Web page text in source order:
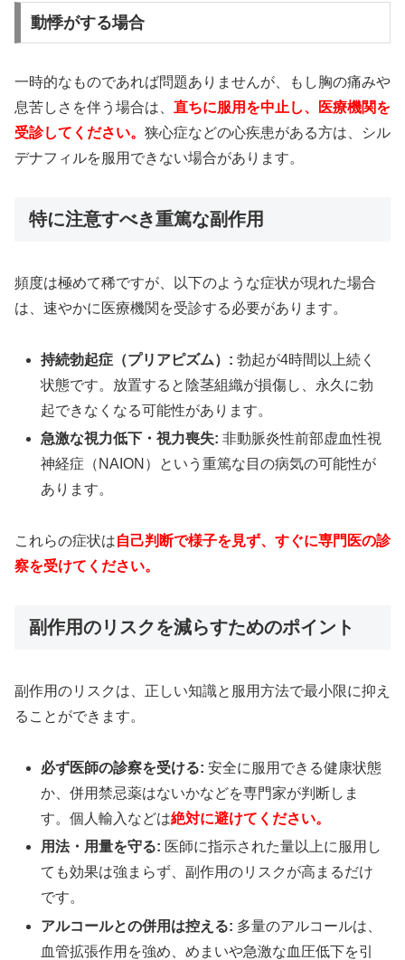
動悸がする場合
一時的なものであれば問題ありませんが、もし胸の痛みや
息苦しさを伴う場合は、 直ちに服用を中止し、医療機関を
受診してください。 狭心症などの心疾患がある方は、シル
デナフィルを服用できない場合があります。
特に注意すべき重篤な副作用
頻度は極めて稀ですが、以下のような症状が現れた場合
は、速やかに医療機関を受診する必要があります。
持続勃起症（プリアピズム）: 勃起が4時間以上続く
状態です。放置すると陰茎組織が損傷し、永久に勃
起できなくなる可能性があります。
急激な視力低下・視力喪失: 非動脈炎性前部虚血性視
神経症（NAION）という重篤な目の病気の可能性が
あります。
これらの症状は自己判断で様子を見ず、すぐに専門医の診
察を受けてください。
副作用のリスクを減らすためのポイント
副作用のリスクは、正しい知識と服用方法で最小限に抑え
ることができます。
必ず医師の診察を受ける: 安全に服用できる健康状態
か、併用禁忌薬はないかなどを専門家が判断しま
す。個人輸入などは絶対に避けてください。
用法・用量を守る: 医師に指示された量以上に服用し
ても効果は強まらず、副作用のリスクが高まるだけ
です。
アルコールとの併用は控える: 多量のアルコールは、
血管拡張作用を強め、めまいや急激な血圧低下を引